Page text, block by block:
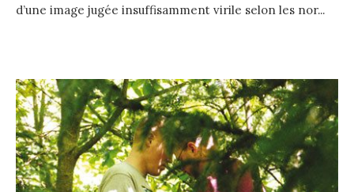
d’une image jugée insuffisamment virile selon les nor...